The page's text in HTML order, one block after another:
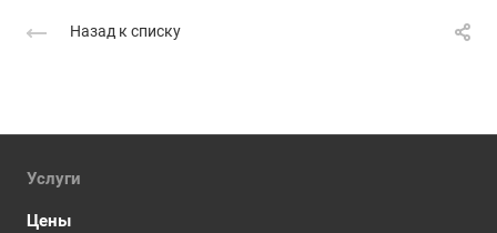
Назад к списку
Услуги
Цены